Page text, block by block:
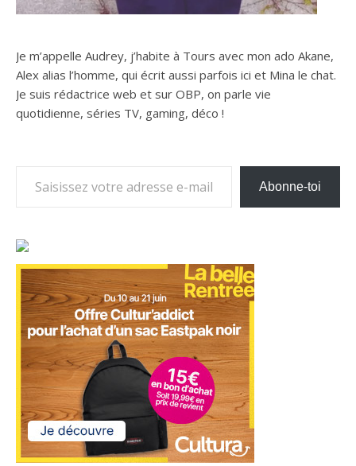
Je m’appelle Audrey, j’habite à Tours avec mon ado Akane,
Alex alias l’homme, qui écrit aussi parfois ici et Mina le chat.
Je suis rédactrice web et sur OBP, on parle vie
quotidienne, séries TV, gaming, déco !
Abonne-toi